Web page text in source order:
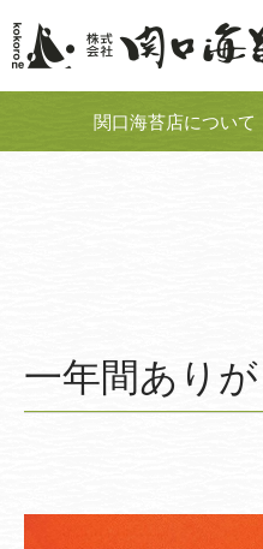
関口海苔店について
一年間あり